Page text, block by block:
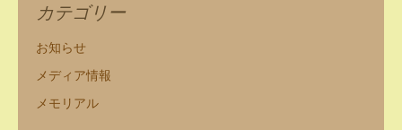
カテゴリー
お知らせ
メディア情報
メモリアル